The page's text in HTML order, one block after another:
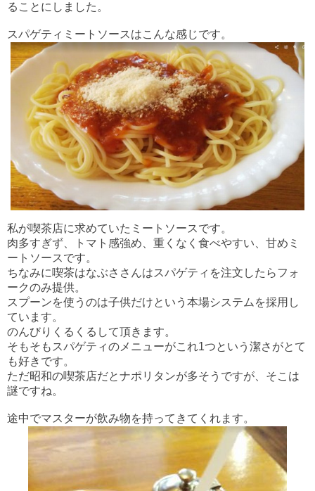
ることにしました。
スパゲティミートソースはこんな感じです。
私が喫茶店に求めていたミートソースです。
肉多すぎず、トマト感強め、重くなく食べやすい、甘めミ
ートソースです。
ちなみに喫茶はなぶささんはスパゲティを注文したらフォ
ークのみ提供。
スプーンを使うのは子供だけという本場システムを採用し
ています。
のんびりくるくるして頂きます。
そもそもスパゲティのメニューがこれ1つという潔さがとて
も好きです。
ただ昭和の喫茶店だとナポリタンが多そうですが、そこは
謎ですね。
途中でマスターが飲み物を持ってきてくれます。